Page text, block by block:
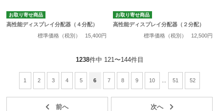
お取り寄せ商品
高性能ディスプレイ分配器（４分配）
標準価格（税別）
15,400円
お取り寄せ商品
高性能ディスプレイ分配器（２分配）
標準価格（税別）
12,500円
1238件中 121〜144件目
1 2 3 4 5 6 7 8 9 10 51 52